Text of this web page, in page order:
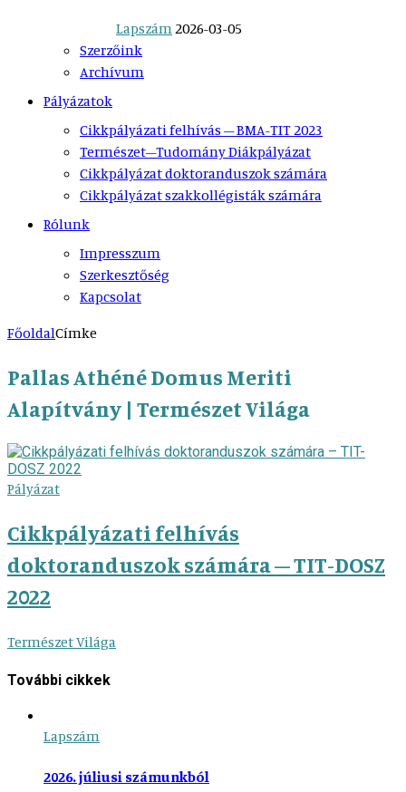
Lapszám2026-03-05
Szerzőink
Archívum
Pályázatok
Cikkpályázati felhívás – BMA-TIT 2023
Természet–Tudomány Diákpályázat
Cikkpályázat doktoranduszok számára
Cikkpályázat szakkollégisták számára
Rólunk
Impresszum
Szerkesztőség
Kapcsolat
FőoldalCímke
Pallas Athéné Domus Meriti
Alapítvány | Természet Világa
Pályázat
Cikkpályázati felhívás
doktoranduszok számára – TIT-DOSZ
2022
Természet Világa
További cikkek
Lapszám
2026. júliusi számunkból